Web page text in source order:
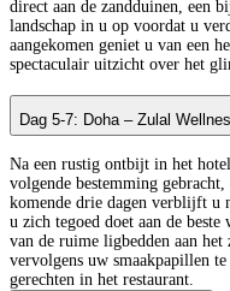
direct aan de zandduinen, een
landschap in u op voordat u
aangekomen geniet u van een
spectaculair uitzicht over het
Dag 5-7: Doha – Zulal
Na een rustig ontbijt in het
volgende bestemming
komende drie dagen verblijft u
u zich tegoed doet aan de
van de ruime ligbedden aan het
vervolgens uw smaakpapillen
gerechten in het restaurant.